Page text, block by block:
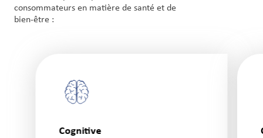
consommateurs en matière de santé et de
bien-être :
Cognitive